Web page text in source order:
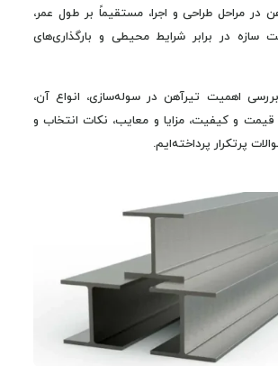
در مراحل طراحی و اجرا، مستقیماً بر طول عمر،
سازه در برابر شرایط محیطی و بارگذاری‌های
اهمیت تیرآهن در سوله‌سازی، انواع آن،
قیمت و کیفیت، مزایا و معایب، نکات انتخاب و
پرتکرار پرداخته‌ایم.